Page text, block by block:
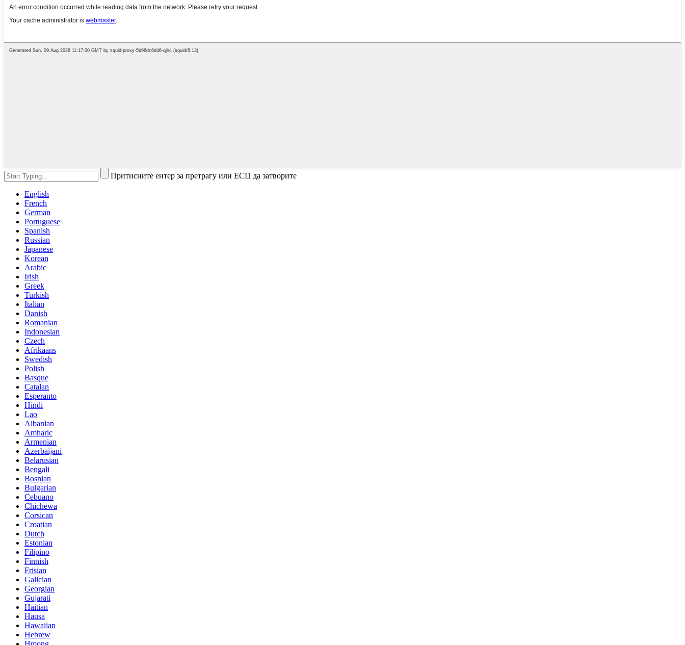
Притисните ентер за претрагу или ЕСЦ да затворите
English
French
German
Portuguese
Spanish
Russian
Japanese
Korean
Arabic
Irish
Greek
Turkish
Italian
Danish
Romanian
Indonesian
Czech
Afrikaans
Swedish
Polish
Basque
Catalan
Esperanto
Hindi
Lao
Albanian
Amharic
Armenian
Azerbaijani
Belarusian
Bengali
Bosnian
Bulgarian
Cebuano
Chichewa
Corsican
Croatian
Dutch
Estonian
Filipino
Finnish
Frisian
Galician
Georgian
Gujarati
Haitian
Hausa
Hawaiian
Hebrew